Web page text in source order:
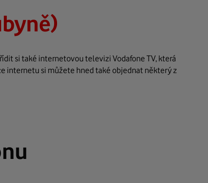
si také internetovou televizi Vodafone TV, která
internetu si můžete hned také objednat některý z